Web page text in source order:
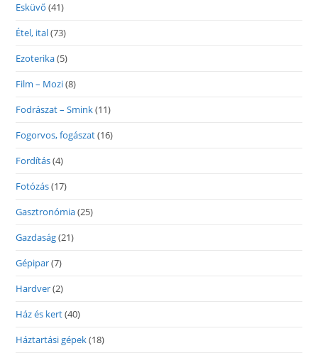
Esküvő (41)
Étel, ital(73)
Ezoterika(5)
Film – Mozi(8)
Fodrászat – Smink(11)
Fogorvos, fogászat(16)
Fordítás(4)
Fotózás(17)
Gasztronómia(25)
Gazdaság(21)
Gépipar(7)
Hardver(2)
Ház és kert(40)
Háztartási gépek(18)